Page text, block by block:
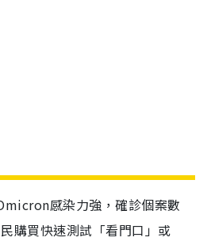
感染力強，確診個案數
購買快速測試「看門口」或